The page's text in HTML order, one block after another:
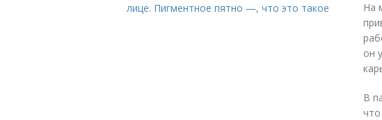
На
он
В
лице. Пигментное пятно —, что это такое